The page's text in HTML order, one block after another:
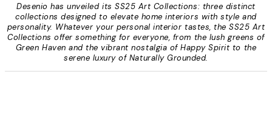
Desenio has unveiled its SS25 Art Collections: three distinct
collections designed to elevate home interiors with style and
personality. Whatever your personal interior tastes, the SS25 Art
Collections offer something for everyone, from the lush greens of
Green Haven and the vibrant nostalgia of Happy Spirit to the
serene luxury of Naturally Grounded.